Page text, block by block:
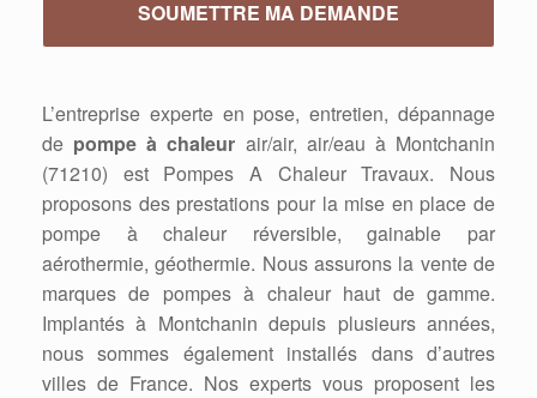
L’entreprise experte en pose, entretien, dépannage
de pompe à chaleur air/air, air/eau à Montchanin
(71210) est Pompes A Chaleur Travaux. Nous
proposons des prestations pour la mise en place de
pompe à chaleur réversible, gainable par
aérothermie, géothermie. Nous assurons la vente de
marques de pompes à chaleur haut de gamme.
Implantés à Montchanin depuis plusieurs années,
nous sommes également installés dans d’autres
villes de France. Nos experts vous proposent les